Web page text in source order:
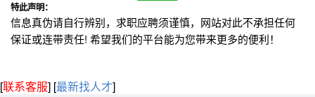
特此声明：
信息真伪请自行辨别，求职应聘须谨慎，网站对此不承担任何
保证或连带责任! 希望我们的平台能为您带来更多的便利！
[联系客服] [最新找人才]